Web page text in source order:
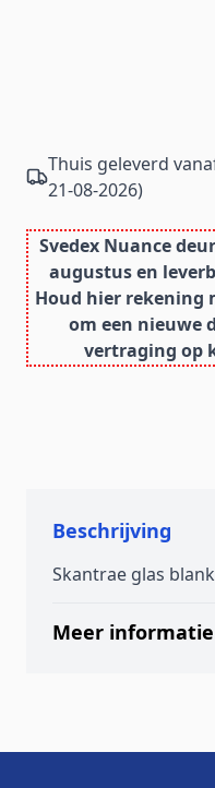
Thuis geleverd
21-08-2026)
Svedex Nuance
augustus en
Houd hier rekening
om een nieuwe
vertraging op
Beschrijving
Skantrae glas
Meer informatie